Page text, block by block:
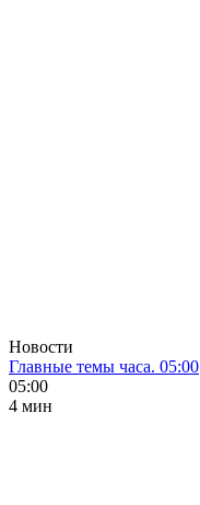
Новости
Главные темы часа. 05:00
05:00
4 мин